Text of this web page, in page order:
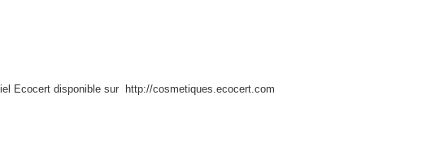
Ecocert disponible sur http://cosmetiques.ecocert.com